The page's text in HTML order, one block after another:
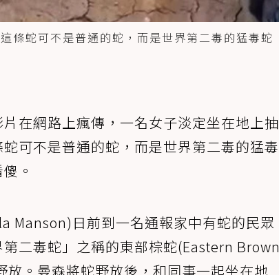
條蛇可不是普通的蛇，而是世界第二毒的猛毒蛇
在網路上瘋傳，一名女子淡定坐在地上抽
可不是普通的蛇，而是世界第二毒的猛毒
。
Manson)日前到一名通報家中有蛇的民眾
二毒蛇」之稱的東部棕蛇(Eastern Brown
。曼森將蛇野放後，和同事一起坐在地